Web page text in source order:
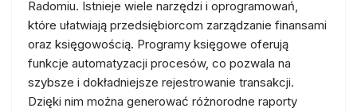
Radomiu. Istnieje wiele narzędzi i oprogramowań,
które ułatwiają przedsiębiorcom zarządzanie finansami
oraz księgowością. Programy księgowe oferują
funkcje automatyzacji procesów, co pozwala na
szybsze i dokładniejsze rejestrowanie transakcji.
Dzięki nim można generować różnorodne raporty